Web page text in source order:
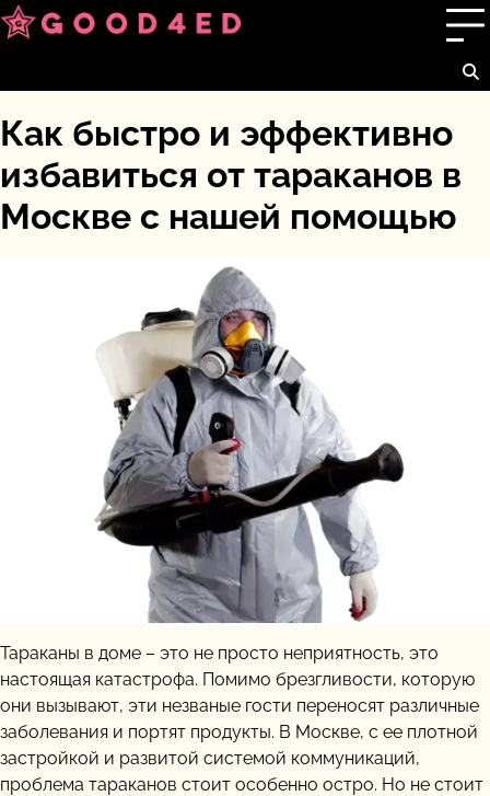
Перейти
Как быстро и эффективно
избавиться от тараканов в
Москве с нашей помощью
Тараканы в доме – это не просто неприятность, это
настоящая катастрофа. Помимо брезгливости, которую
они вызывают, эти незваные гости переносят различные
заболевания и портят продукты. В Москве, с ее плотной
застройкой и развитой системой коммуникаций,
проблема тараканов стоит особенно остро. Но не стоит